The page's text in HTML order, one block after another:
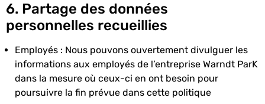
6. Partage des données
personnelles recueillies
Employés : Nous pouvons ouvertement divulguer les
informations aux employés de l’entreprise Warndt ParK
dans la mesure où ceux-ci en ont besoin pour
poursuivre la fin prévue dans cette politique